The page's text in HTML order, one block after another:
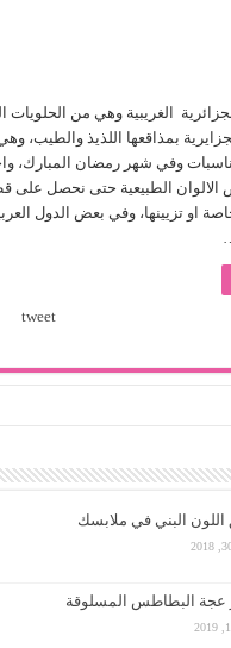
الغريبية وهي من الحلويات
بمذاقعها اللذيذ والطيب،
وفي شهر رمضان المبارك،
الطبيعية حتى نحصل على قطع
او تزيينها، وفي بعض الدول
tweet
البني في ملابسك
عجة البطاطس المسلوقة